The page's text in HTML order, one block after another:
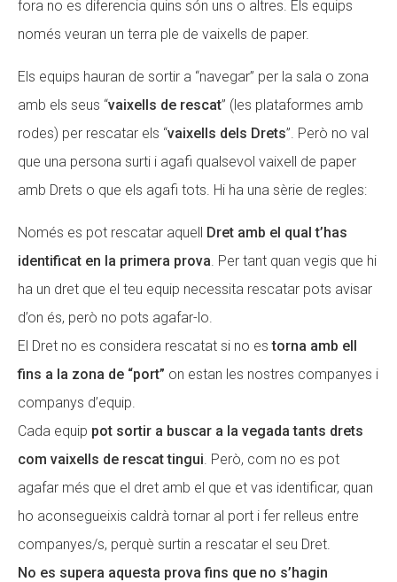
fora no es diferencia quins són uns o altres. Els equips
només veuran un terra ple de vaixells de paper.
Els equips hauran de sortir a “navegar” per la sala o zona
amb els seus “vaixells de rescat” (les plataformes amb
rodes) per rescatar els “vaixells dels Drets”. Però no val
que una persona surti i agafi qualsevol vaixell de paper
amb Drets o que els agafi tots. Hi ha una sèrie de regles:
Només es pot rescatar aquell Dret amb el qual t’has
identificat en la primera prova. Per tant quan vegis que hi
ha un dret que el teu equip necessita rescatar pots avisar
d’on és, però no pots agafar-lo.
El Dret no es considera rescatat si no estorna amb ell
fins a la zona de “port” on estan les nostres companyes i
companys d’equip.
Cada equip pot sortir a buscar a la vegada tants drets
com vaixells de rescat tingui. Però, com no es pot
agafar més que el dret amb el que et vas identificar, quan
ho aconsegueixis caldrà tornar al port i fer relleus entre
companyes/s, perquè surtin a rescatar el seu Dret.
No es supera aquesta prova fins que no s’hagin